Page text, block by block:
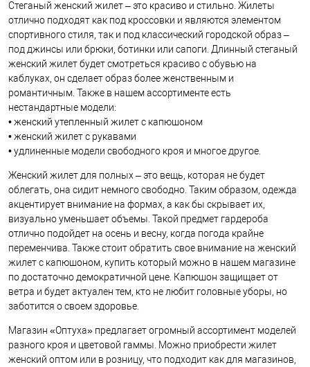
Стеганый женский жилет – это красиво и стильно. Жилеты
отлично подходят как под кроссовки и являются элементом
спортивного стиля, так и под классический городской образ –
под джинсы или брюки, ботинки или сапоги. Длинный стеганый
женский жилет будет смотреться красиво с обувью на
каблуках, он сделает образ более женственным и
романтичным. Также в нашем ассортименте есть
нестандартные модели:
• женский утепленный жилет с капюшоном
• женский жилет с рукавами
• удлиненные модели свободного кроя и многое другое.
Женский жилет для полных – это вещь, которая не будет
облегать, она сидит немного свободно. Таким образом, одежда
акцентирует внимание на формах, а как бы скрывает их,
визуально уменьшает объемы. Такой предмет гардероба
отлично подойдет на осень и весну, когда погода крайне
переменчива. Также стоит обратить свое внимание на женский
жилет с капюшоном, купить который можно в нашем магазине
по достаточно демократичной цене. Капюшон защищает от
ветра и будет актуален тем, кто не любит головные уборы, но
заботится о своем здоровье.
Магазин «Оптуха» предлагает огромный ассортимент моделей
разного кроя и цветовой гаммы. Можно приобрести жилет
женский оптом или в розницу, что подходит как для магазинов,